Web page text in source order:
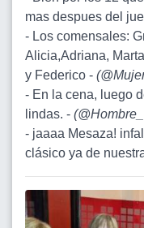
mas despues del
- Los comensales:
Alicia,Adriana,
y Federico - (
- En la cena, luego
lindas. - (
- jaaaa Mesaza!
clásico ya de